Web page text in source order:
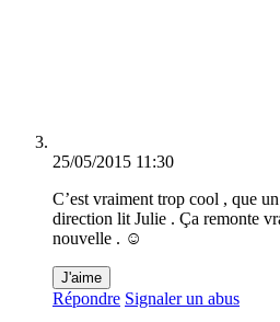
25/05/2015 11:30
C’est vraiment trop cool , que
direction lit Julie . Ça remonte
nouvelle . ☺️
J'aime
Répondre Signaler un abus